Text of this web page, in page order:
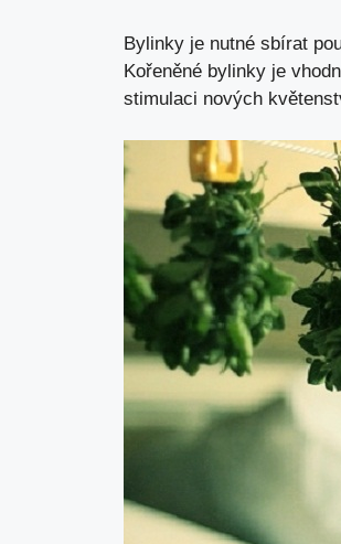
Bylinky je nutné sbírat
Kořeněné bylinky je
stimulaci nových